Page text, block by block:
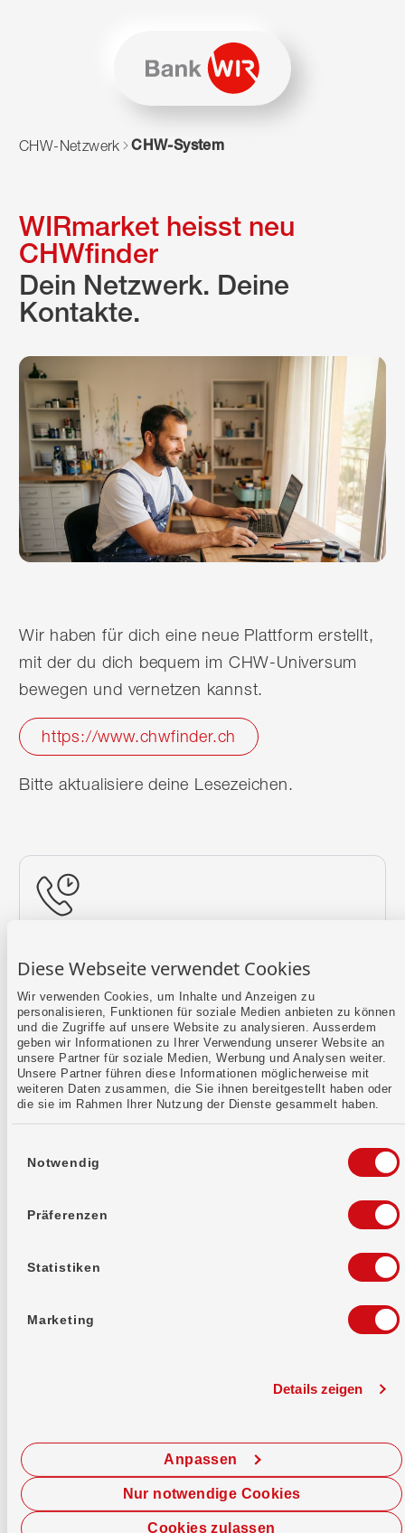
Diese Webseite verwendet Cookies
Wir verwenden Cookies, um Inhalte und Anzeigen zu
personalisieren, Funktionen für soziale Medien anbieten zu können
und die Zugriffe auf unsere Website zu analysieren. Ausserdem
geben wir Informationen zu Ihrer Verwendung unserer Website an
unsere Partner für soziale Medien, Werbung und Analysen weiter.
Unsere Partner führen diese Informationen möglicherweise mit
weiteren Daten zusammen, die Sie ihnen bereitgestellt haben oder
die sie im Rahmen Ihrer Nutzung der Dienste gesammelt haben.
Notwendig
Präferenzen
Statistiken
Marketing
Details zeigen
Cookies zulassen
Anpassen
Nur notwendige Cookies
Zum Navigieren dieser Seite wird JavaScript benötigt.
CHW-Netzwerk CHW-System
WIRmarket heisst neu
CHWfinder
Dein Netzwerk. Deine
Kontakte.
Wir haben für dich eine neue Plattform erstellt,
mit der du dich bequem im CHW-Universum
bewegen und vernetzen kannst.
https://www.chwfinder.ch
Bitte aktualisiere deine Lesezeichen.
Mehr erfahren
Kontaktformular
Jetzt chatten